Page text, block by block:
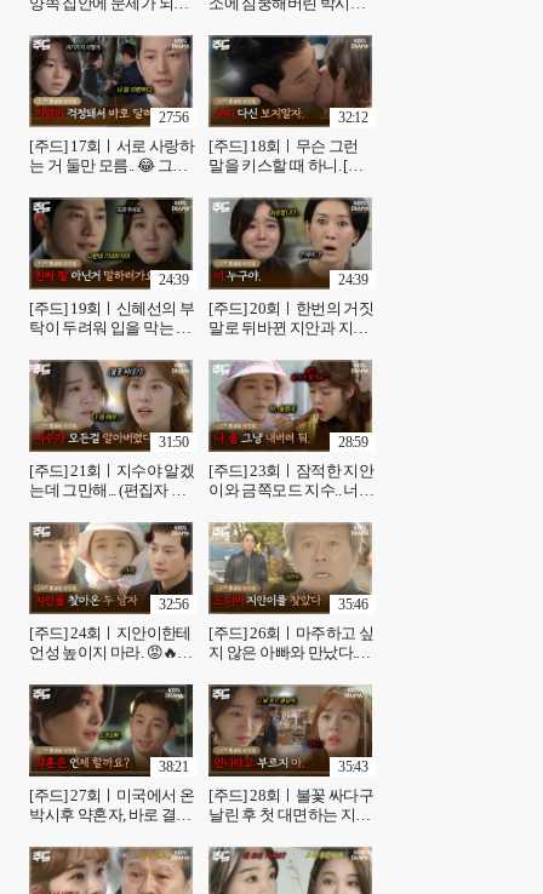
는 누가 펴주나요..🥲🥲
[황금빛 내 인생]| KBS 방
송
후 심장 고장냄 🤣💕 [황금
빛 내 인생]| KBS 방송
[주드] 17회ㅣ서로 사랑하
는 거 둘만 모름.. 😂 그냥
아닌가요? [황금빛 내 인
생]| KBS 방송
27:56
[주드] 18회ㅣ무슨 그런
말을 키스할 때 하니. [황
32:12
[주드] 19회ㅣ신혜선의 부
탁이 두려워 입을 막는 박
마요🍠 [황금빛 내 인생]|
KBS 방송
24:39
[주드] 20회ㅣ한번의 거짓
말로 뒤바뀐 지안과 지수
게 되는데.. [황금빛 내 인
생]| KBS 방송
24:39
[주드] 21회ㅣ지수야 알겠
는데 그만해... (편집자 가
빛 내 인생]| KBS 방송
31:50
[주드] 23회ㅣ잠적한 지안
이와 금쪽모드 지수.. 너무
식🥲 [황금빛 내 인생]|
KBS 방송
28:59
[주드] 24회ㅣ지안이한테
언성 높이지 마라. 😡🔥
송
32:56
[주드] 26회ㅣ마주하고 싶
지 않은 아빠와 만났다.
송
35:46
[주드] 27회ㅣ미국에서 온
박시후 약혼자, 바로 결혼
내 인생]| KBS 방송
38:21
[주드] 28회ㅣ불꽃 싸다구
날린 후 첫 대면하는 지안
생]| KBS 방송
35:43